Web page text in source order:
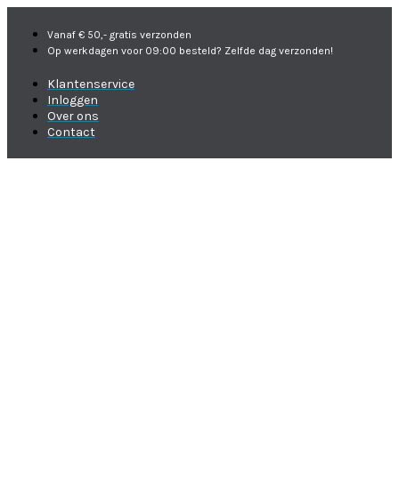
Vanaf € 50,- gratis verzonden
Op werkdagen voor 09:00 besteld? Zelfde dag verzonden!
Klantenservice
Inloggen
Over ons
Contact